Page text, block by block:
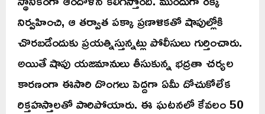
నిర్వహించి, ఆ తర్వాత పక్కా ప్రణాళికతో షాపుల్లోకి
చొరబడేందుకు ప్రయత్నిస్తున్నట్లు పోలీసులు గుర్తించారు.
అయితే షాపు యజమానులు తీసుకున్న భద్రతా చర్యల
కారణంగా ఈసారి దొంగలు పెద్దగా ఏమీ దోచుకోలేక
రిక్తహస్తాలతో పారిపోయారు. ఈ ఘటనలో కేవలం 50